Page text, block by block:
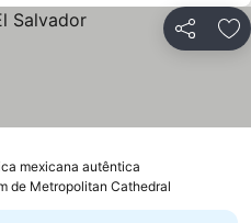
Partilhar
mexicana autêntica
de Metropolitan Cathedral